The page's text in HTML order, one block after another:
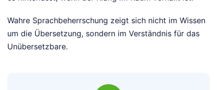
Wahre Sprachbeherrschung zeigt sich nicht im Wissen
um die Übersetzung, sondern im Verständnis für das
Unübersetzbare.